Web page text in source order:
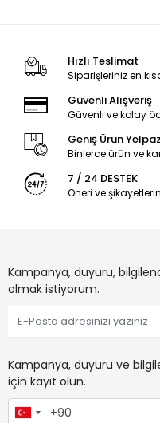
Hızlı Teslimat
Siparişleriniz en
Güvenli Alışveriş
Güvenli ve kolay
Geniş Ürün
Binlerce ürün ve
7 / 24 DESTEK
Öneri ve
Kampanya, duyuru,
olmak istiyorum.
Kampanya, duyuru ve
için kayıt olun.